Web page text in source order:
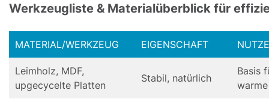
Werkzeugliste & Materialüberblick für
MATERIAL/WERKZEUG EIGENSCHAFT
Leimholz, MDF,
upgecycelte Platten
Stabil, natürlich
Basis